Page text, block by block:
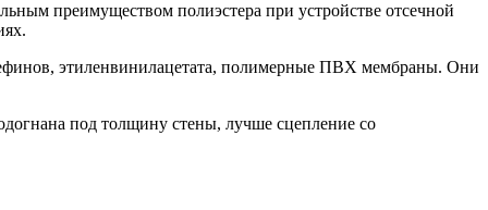
преимуществом полиэстера при устройстве отсечной
этиленвинилацетата, полимерные ПВХ мембраны. Они
под толщину стены, лучше сцепление со